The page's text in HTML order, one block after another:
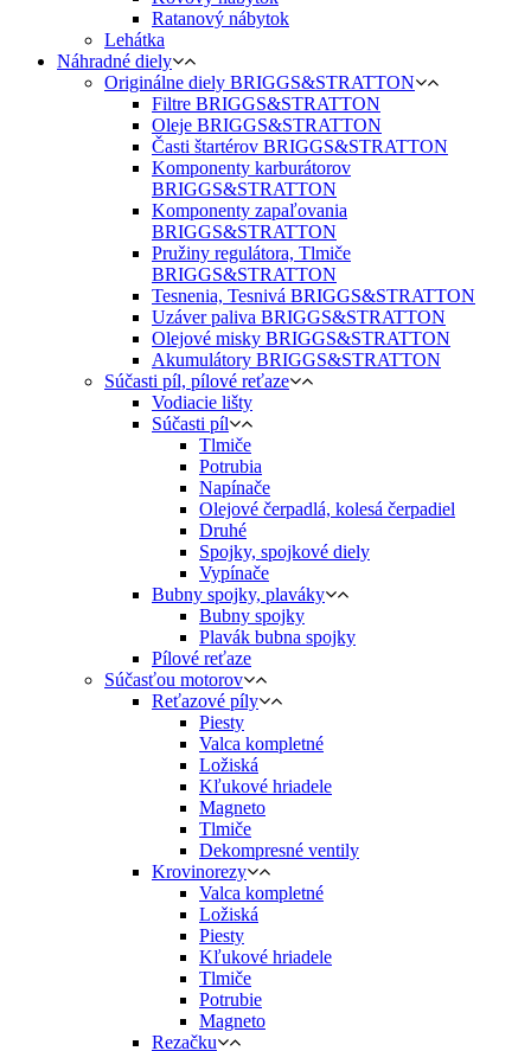
Ratanový nábytok
Lehátka
Náhradné diely
Originálne diely BRIGGS&STRATTON
Filtre BRIGGS&STRATTON
Oleje BRIGGS&STRATTON
Časti štartérov BRIGGS&STRATTON
Komponenty karburátorov
BRIGGS&STRATTON
Komponenty zapaľovania
BRIGGS&STRATTON
Pružiny regulátora, Tlmiče
BRIGGS&STRATTON
Tesnenia, Tesnivá BRIGGS&STRATTON
Uzáver paliva BRIGGS&STRATTON
Olejové misky BRIGGS&STRATTON
Akumulátory BRIGGS&STRATTON
Súčasti píl, pílové reťaze
Vodiacie lišty
Súčasti píl
Tlmiče
Potrubia
Napínače
Olejové čerpadlá, kolesá čerpadiel
Druhé
Spojky, spojkové diely
Vypínače
Bubny spojky, plaváky
Bubny spojky
Plavák bubna spojky
Pílové reťaze
Súčasťou motorov
Reťazové píly
Piesty
Valca kompletné
Ložiská
Kľukové hriadele
Magneto
Tlmiče
Dekompresné ventily
Krovinorezy
Valca kompletné
Ložiská
Piesty
Kľukové hriadele
Tlmiče
Potrubie
Magneto
Rezačku